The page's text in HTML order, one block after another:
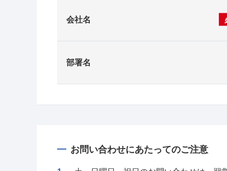
会社名
部署名
お問い合わせにあたってのご注意